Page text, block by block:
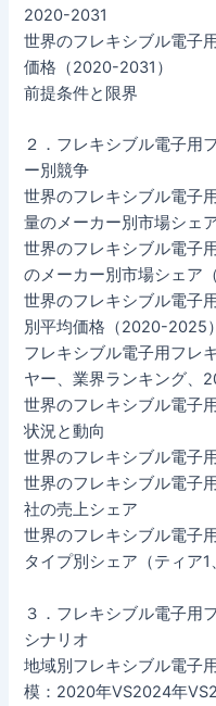
2020-2031
世界のフレキシブル電子
価格（2020-2031）
前提条件と限界
２．フレキシブル電子用
ー別競争
世界のフレキシブル電子
量のメーカー別市場シェ
世界のフレキシブル電子
のメーカー別市場シェア
世界のフレキシブル電子
別平均価格（2020-2025）
フレキシブル電子用フレ
ヤー、業界ランキング、
世界のフレキシブル電子
状況と動向
世界のフレキシブル電子
世界のフレキシブル電子
社の売上シェア
世界のフレキシブル電子
タイプ別シェア（ティア1
３．フレキシブル電子用
シナリオ
地域別フレキシブル電子
模：2020年VS2024年